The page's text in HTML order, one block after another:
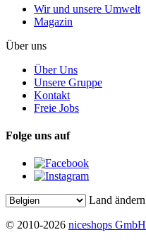
Wir und unsere Umwelt
Magazin
Über uns
Über Uns
Unsere Gruppe
Kontakt
Freie Jobs
Folge uns auf
Land ändern
© 2010-2026 niceshops GmbH